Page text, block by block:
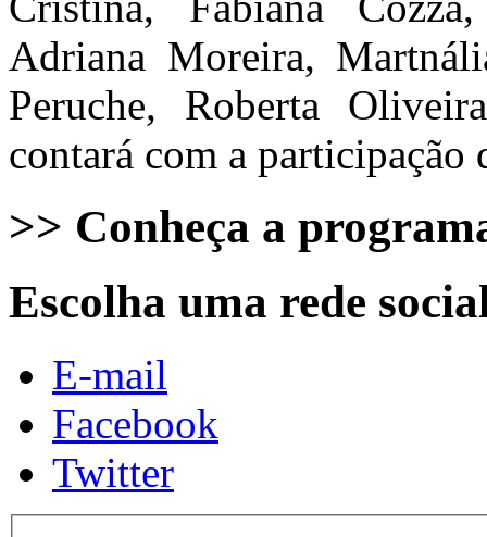
Adriana Moreira,
Peruche, Roberta
contará com a
>> Conheça a
Escolha uma rede
E-mail
Facebook
Twitter